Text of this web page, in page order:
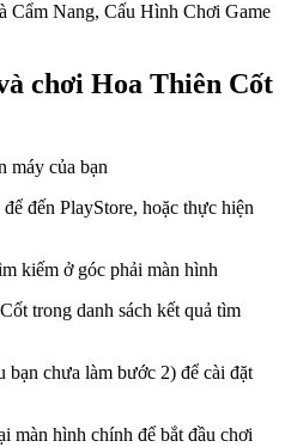
Cẩm Nang, Cấu Hình Chơi Game
chơi Hoa Thiên Cốt
máy của bạn
đến PlayStore, hoặc thực hiện
kiếm ở góc phải màn hình
trong danh sách kết quả tìm
bạn chưa làm bước 2) để cài đặt
màn hình chính để bắt đầu chơi